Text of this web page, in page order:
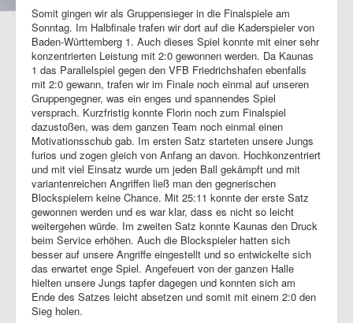
Somit gingen wir als Gruppensieger in die Finalspiele am
Sonntag. Im Halbfinale trafen wir dort auf die Kaderspieler von
Baden-Württemberg 1. Auch dieses Spiel konnte mit einer sehr
konzentrierten Leistung mit 2:0 gewonnen werden. Da Kaunas
1 das Parallelspiel gegen den VFB Friedrichshafen ebenfalls
mit 2:0 gewann, trafen wir im Finale noch einmal auf unseren
Gruppengegner, was ein enges und spannendes Spiel
versprach. Kurzfristig konnte Florin noch zum Finalspiel
dazustoßen, was dem ganzen Team noch einmal einen
Motivationsschub gab. Im ersten Satz starteten unsere Jungs
furios und zogen gleich von Anfang an davon. Hochkonzentriert
und mit viel Einsatz wurde um jeden Ball gekämpft und mit
variantenreichen Angriffen ließ man den gegnerischen
Blockspielern keine Chance. Mit 25:11 konnte der erste Satz
gewonnen werden und es war klar, dass es nicht so leicht
weitergehen würde. Im zweiten Satz konnte Kaunas den Druck
beim Service erhöhen. Auch die Blockspieler hatten sich
besser auf unsere Angriffe eingestellt und so entwickelte sich
das erwartet enge Spiel. Angefeuert von der ganzen Halle
hielten unsere Jungs tapfer dagegen und konnten sich am
Ende des Satzes leicht absetzen und somit mit einem 2:0 den
Sieg holen.